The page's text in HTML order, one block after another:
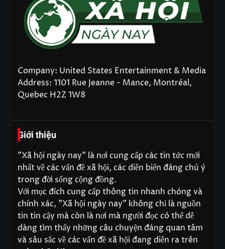
Company: United States Entertainment & Media
Address: 1101 Rue Jeanne - Mance, Montréal,
Quebec H2Z 1W8
Giới thiệu
"Xã hội ngày nay" là nơi cung cấp các tin tức mới
nhất về các vấn đề xã hội, các diễn biến đáng chú ý
trong đời sống cộng đồng.
Với mục đích cung cấp thông tin nhanh chóng và
chính xác, "Xã hội ngày nay" không chỉ là nguồn
tin tin cậy mà còn là nơi mà người đọc có thể dễ
dàng tìm thấy những câu chuyện đáng quan tâm
và sâu sắc về các vấn đề xã hội đang diễn ra trên